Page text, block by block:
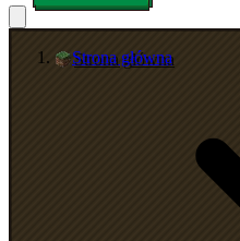
Strona główna